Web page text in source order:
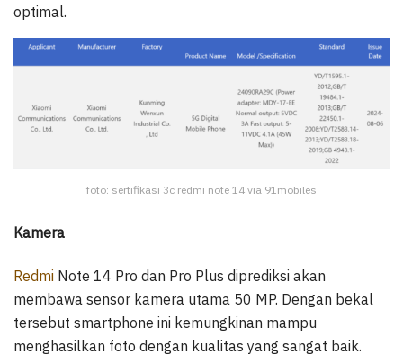
optimal.
foto: sertifikasi 3c redmi note 14 via 91mobiles
Kamera
Redmi Note 14 Pro dan Pro Plus diprediksi akan
membawa sensor kamera utama 50 MP. Dengan bekal
tersebut smartphone ini kemungkinan mampu
menghasilkan foto dengan kualitas yang sangat baik.